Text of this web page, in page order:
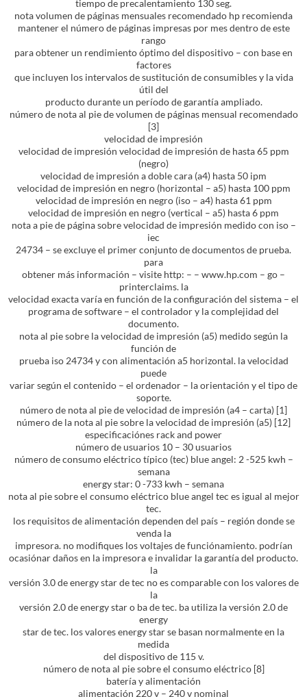
tiempo de precalentamiento 130 seg.
nota volumen de páginas mensuales recomendado hp recomienda
mantener el número de páginas impresas por mes dentro de este
rango
para obtener un rendimiento óptimo del dispositivo – con base en
factores
que incluyen los intervalos de sustitución de consumibles y la vida
útil del
producto durante un período de garantía ampliado.
número de nota al pie de volumen de páginas mensual recomendado
[3]
velocidad de impresión
velocidad de impresión velocidad de impresión de hasta 65 ppm
(negro)
velocidad de impresión a doble cara (a4) hasta 50 ipm
velocidad de impresión en negro (horizontal – a5) hasta 100 ppm
velocidad de impresión en negro (iso – a4) hasta 61 ppm
velocidad de impresión en negro (vertical – a5) hasta 6 ppm
nota a pie de página sobre velocidad de impresión medido con iso –
iec
24734 – se excluye el primer conjunto de documentos de prueba.
para
obtener más información – visite http: – – www.hp.com – go –
printerclaims. la
velocidad exacta varía en función de la configuración del sistema – el
programa de software – el controlador y la complejidad del
documento.
nota al pie sobre la velocidad de impresión (a5) medido según la
función de
prueba iso 24734 y con alimentación a5 horizontal. la velocidad
puede
variar según el contenido – el ordenador – la orientación y el tipo de
soporte.
número de nota al pie de velocidad de impresión (a4 – carta) [1]
número de la nota al pie sobre la velocidad de impresión (a5) [12]
especificaciónes rack and power
número de usuarios 10 – 30 usuarios
número de consumo eléctrico típico (tec) blue angel: 2 -525 kwh –
semana
energy star: 0 -733 kwh – semana
nota al pie sobre el consumo eléctrico blue angel tec es igual al mejor
tec.
los requisitos de alimentación dependen del país – región donde se
venda la
impresora. no modifiques los voltajes de funciónamiento. podrían
ocasiónar daños en la impresora e invalidar la garantía del producto.
la
versión 3.0 de energy star de tec no es comparable con los valores de
la
versión 2.0 de energy star o ba de tec. ba utiliza la versión 2.0 de
energy
star de tec. los valores energy star se basan normalmente en la
medida
del dispositivo de 115 v.
número de nota al pie sobre el consumo eléctrico [8]
batería y alimentación
alimentación 220 v – 240 v nominal